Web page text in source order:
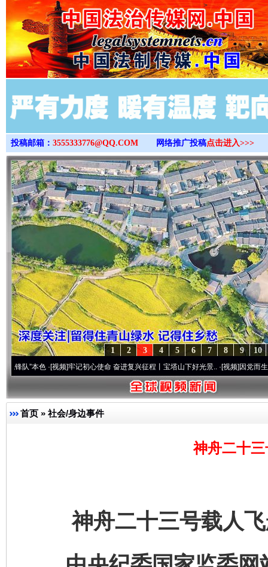
>
投稿邮箱： 3555333776@QQ.COM 网络推广投稿点击进入>>>
10
9
8
7
6
5
4
3
2
1
·[视频]牢记初心使命 奋进复兴征程丨宝塔山下好光景..·[视频]因党而生 为党而战
首页 » 社会/身边事件
神舟二十
神舟二十三号载人飞